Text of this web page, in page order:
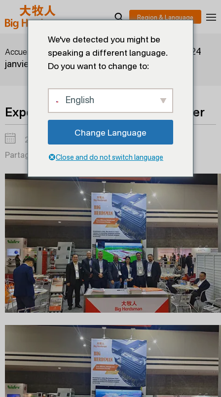
Accueil Blogs >
Exposition américaine du 24
janvier
Exposition américaine du 24 janvier
2024-01-30
Partager sur :
We've detected you might be
speaking a different language.
Do you want to change to:
English
Change Language
Close and do not switch language